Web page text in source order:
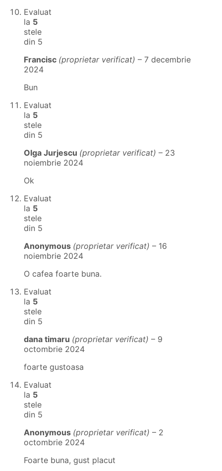
Evaluat
la 5
stele
din 5
Francisc (proprietar verificat) – 7 decembrie
2024
Bun
Evaluat
la 5
stele
din 5
Olga Jurjescu (proprietar verificat) – 23
noiembrie 2024
Ok
Evaluat
la 5
stele
din 5
Anonymous (proprietar verificat) – 16
noiembrie 2024
O cafea foarte buna.
Evaluat
la 5
stele
din 5
dana timaru (proprietar verificat) – 9
octombrie 2024
foarte gustoasa
Evaluat
la 5
stele
din 5
Anonymous (proprietar verificat) – 2
octombrie 2024
Foarte buna, gust placut